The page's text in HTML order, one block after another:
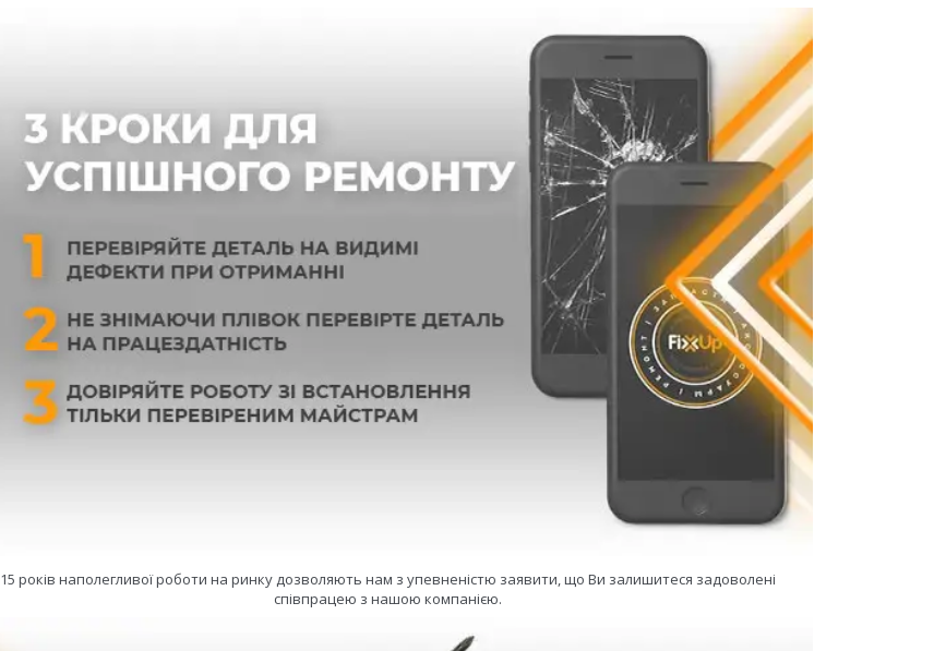
15 років наполегливої роботи на ринку дозволяють нам з упевненістю заявити, що Ви залишитеся задоволені
співпрацею з нашою компанією.